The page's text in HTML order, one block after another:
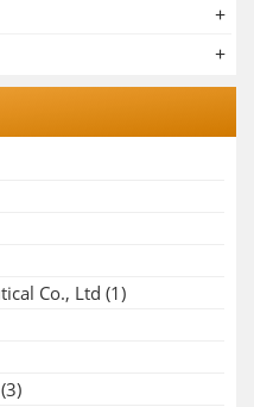
Co., Ltd (1)
(3)